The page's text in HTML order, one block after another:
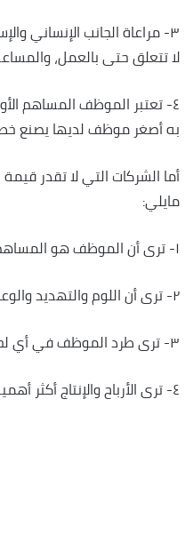
٣- مراعاة الجانب الإنساني
لا تتعلق حتى بالعمل،
٤- تعتبر الموظف المساهم
به أصغر موظف لديها يصنع
أما الشركات التي لا تقدر
مايلي:
١- ترى أن الموظف هو المساهم الأول في خلق مشاكل العمل.
٢- ترى أن اللوم والتهديد والوعيد هو ما يجعل الموظف منضبطاً.
٣- ترى طرد الموظف في أي لحظة وإستبداله بآخر.
٤- ترى الأرباح والإنتاج أكثر أهمية من الموظف.